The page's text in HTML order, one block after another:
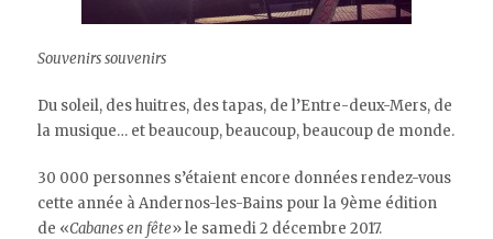
Souvenirs souvenirs
Du soleil, des huitres, des tapas, de l’Entre-deux-Mers, de
la musique… et beaucoup, beaucoup, beaucoup de monde.
30 000 personnes s’étaient encore données rendez-vous
cette année à Andernos-les-Bains pour la 9ème édition
de «Cabanes en fête» le samedi 2 décembre 2017.